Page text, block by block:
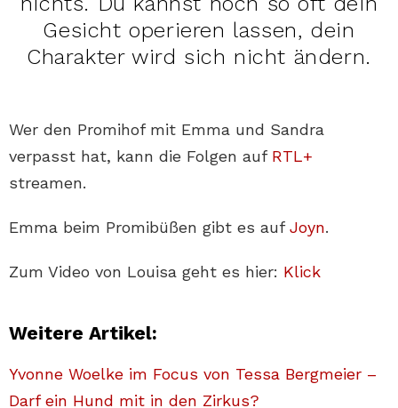
Gesicht operieren lassen, dein
Charakter wird sich nicht ändern.
Wer den Promihof mit Emma und Sandra
verpasst hat, kann die Folgen auf RTL+
streamen.
Emma beim Promibüßen gibt es aufJoyn.
Zum Video von Louisa geht es hier: Klick
Weitere Artikel:
Yvonne Woelke im Focus von Tessa Bergmeier –
Darf ein Hund mit in den Zirkus?